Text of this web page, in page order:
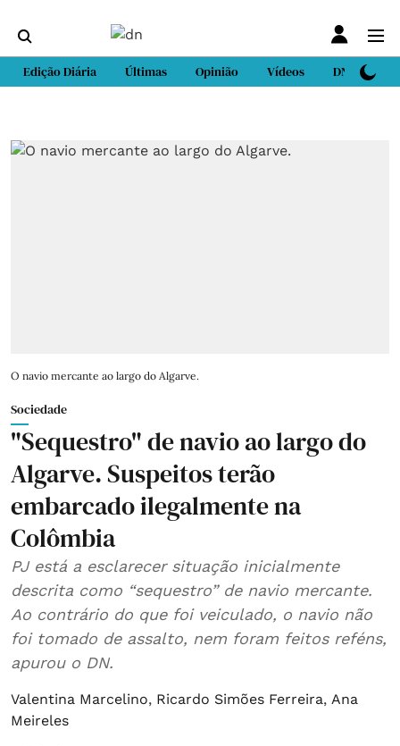
Edição Diária Últimas Opinião Vídeos DN Sport
O navio mercante ao largo do Algarve.
Sociedade
"Sequestro" de navio ao largo do
Algarve. Suspeitos terão
embarcado ilegalmente na
Colômbia
PJ está a esclarecer situação inicialmente
descrita como “sequestro” de navio mercante.
Ao contrário do que foi veiculado, o navio não
foi tomado de assalto, nem foram feitos reféns,
apurou o DN.
Valentina Marcelino, Ricardo Simões Ferreira, Ana
Meireles